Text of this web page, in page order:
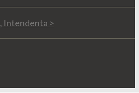
, Intendenta >